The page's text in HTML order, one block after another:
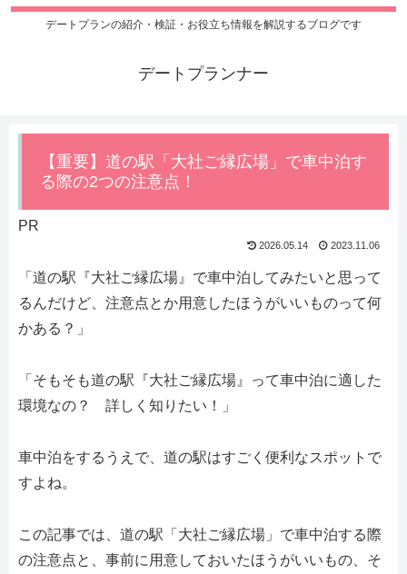
デートプランの紹介・検証・お役立ち情報を解説するブログです
デートプランナー
【重要】道の駅「大社ご縁広場」で車中泊す
る際の2つの注意点！
PR
2026.05.14 2023.11.06
「道の駅『大社ご縁広場』で車中泊してみたいと思って
るんだけど、注意点とか用意したほうがいいものって何
かある？」
「そもそも道の駅『大社ご縁広場』って車中泊に適した
環境なの？ 詳しく知りたい！」
車中泊をするうえで、道の駅はすごく便利なスポットで
すよね。
この記事では、道の駅「大社ご縁広場」で車中泊する際
の注意点と、事前に用意しておいたほうがいいもの、そ